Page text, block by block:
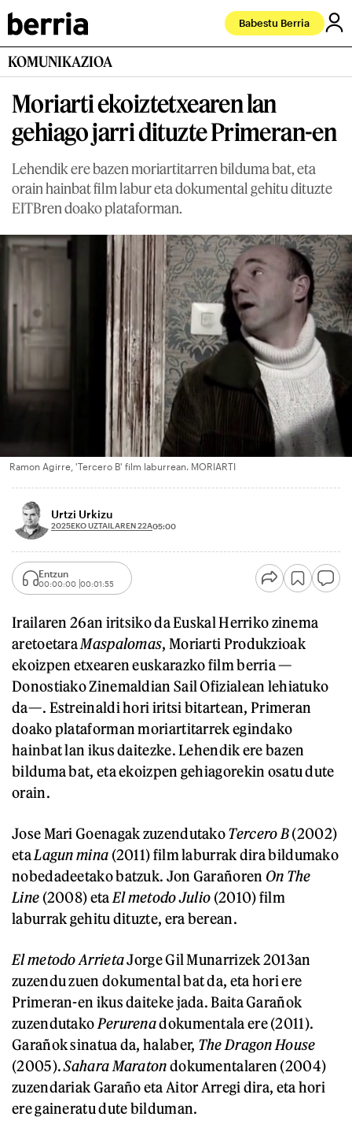
Babestu Berria
KOMUNIKAZIOA
Moriarti ekoiztetxearen lan
gehiago jarri dituzte Primeran-en
Lehendik ere bazen moriartitarren bilduma bat, eta
orain hainbat film labur eta dokumental gehitu dituzte
EITBren doako plataforman.
Ramon Agirre, 'Tercero B' film laburrean. MORIARTI
Urtzi Urkizu
2025EKO UZTAILAREN 22A05:00
Entzun
00:00:00 00:01:55
Irailaren 26an iritsiko da Euskal Herriko zinema
aretoetaraMaspalomas, Moriarti Produkzioak
ekoizpen etxearen euskarazko film berria —
Donostiako Zinemaldian Sail Ofizialean lehiatuko
da—. Estreinaldi hori iritsi bitartean, Primeran
doako plataforman moriartitarrek egindako
hainbat lan ikus daitezke. Lehendik ere bazen
bilduma bat, eta ekoizpen gehiagorekin osatu dute
orain.
Jose Mari Goenagak zuzendutakoTercero B(2002)
etaLagun mina (2011) film laburrak dira bildumako
nobedadeetako batzuk. Jon Garañoren On The
Line (2008) eta El metodo Julio (2010) film
laburrak gehitu dituzte, era berean.
El metodo ArrietaJorge Gil Munarrizek 2013an
zuzendu zuen dokumental bat da, eta hori ere
Primeran-en ikus daiteke jada. Baita Garañok
zuzendutako Perurenadokumentala ere (2011).
Garañok sinatua da, halaber, The Dragon House
(2005).Sahara Maratondokumentalaren (2004)
zuzendariak Garaño eta Aitor Arregi dira, eta hori
ere gaineratu dute bilduman.